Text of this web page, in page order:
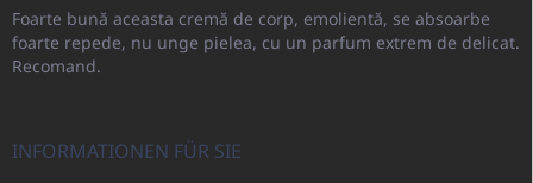
Foarte bună aceasta cremă de corp, emolientă, se absoarbe
foarte repede, nu unge pielea, cu un parfum extrem de delicat.
Recomand.
INFORMATIONEN FÜR SIE